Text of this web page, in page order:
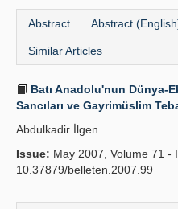
Abstract Abstract
Similar Articles
Batı Anadolu'nun Dünya-
Sancıları ve Gayrimüslim
Abdulkadir İlgen
Issue: May 2007, Volume 71 -
10.37879/belleten.2007.99